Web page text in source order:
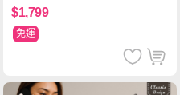
$1,799
免運